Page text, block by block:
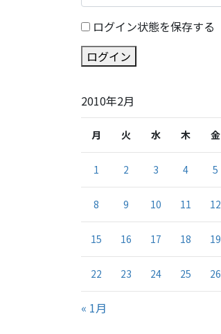
ログイン状態を保存する
ログイン
2010年2月
月 火 水 木 金
1 2 3 4 5
8 9 10 11 12
15 16 17 18 19
22 23 24 25 26
« 1月